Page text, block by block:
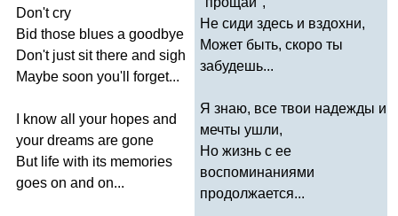
Don't cry
Bid those blues a goodbye
Don't just sit there and sigh
Maybe soon you'll forget...
know all your hopes and
your dreams are gone
But life with its memories
goes on and on...
Не сиди здесь и вздохни,
Может быть, скоро ты
забудешь...
Я знаю, все твои надежды и
мечты ушли,
Но жизнь с ее
воспоминаниями
продолжается...